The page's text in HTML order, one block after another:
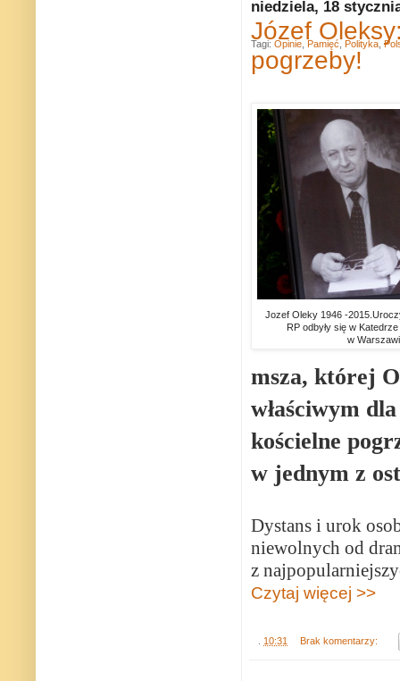
niedziela, 18
Józef
pogrzeby!
Jozef Oleky 1946 -
RP odbyły się w
w
msza, której
właściwym
kościelne
w jednym z
Dystans i urok
niewolnych od
z
Czytaj więcej >>
10:31 Brak komentarzy:
Tagi: Opinie Pamięć Polityka